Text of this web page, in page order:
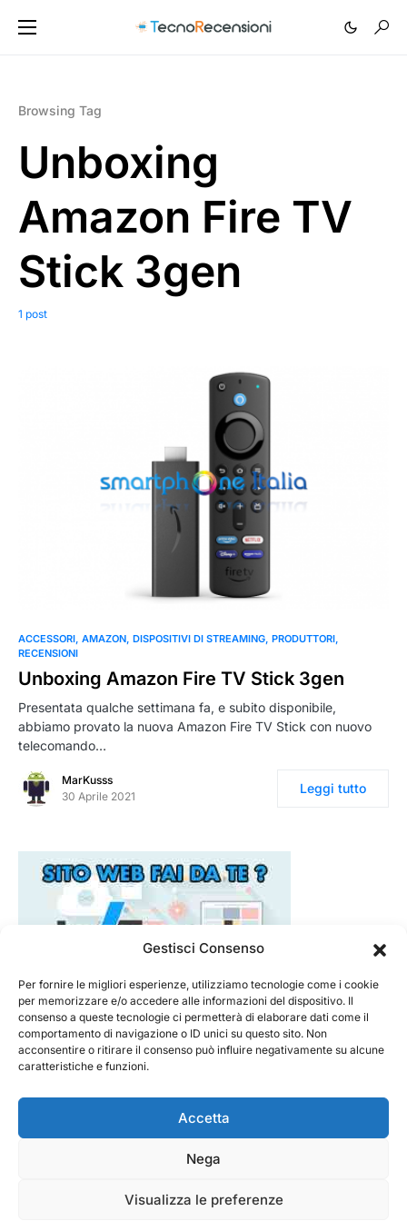
Gestisci Consenso
Per fornire le migliori esperienze, utilizziamo tecnologie come i cookie
per memorizzare e/o accedere alle informazioni del dispositivo. Il
consenso a queste tecnologie ci permetterà di elaborare dati come il
comportamento di navigazione o ID unici su questo sito. Non
acconsentire o ritirare il consenso può influire negativamente su alcune
caratteristiche e funzioni.
Accetta
Nega
Visualizza le preferenze
Browsing Tag
Unboxing
Amazon Fire TV
Stick 3gen
1 post
0
ACCESSORI AMAZON DISPOSITIVI DI STREAMING PRODUTTORI
RECENSIONI
Unboxing Amazon Fire TV Stick 3gen
Presentata qualche settimana fa, e subito disponibile,
abbiamo provato la nuova Amazon Fire TV Stick con nuovo
telecomando…
MarKusss
30 Aprile 2021
Leggi tutto
@ 2026 - Tecnorecensioni